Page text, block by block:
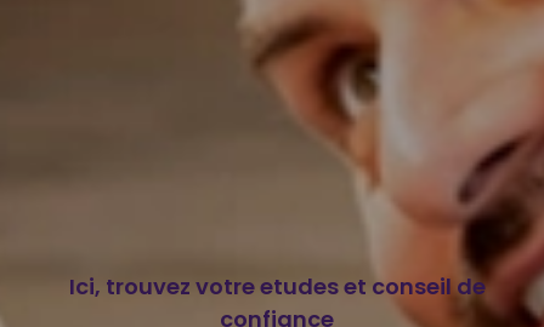
Ici, trouvez votre etudes et conseil de
confiance